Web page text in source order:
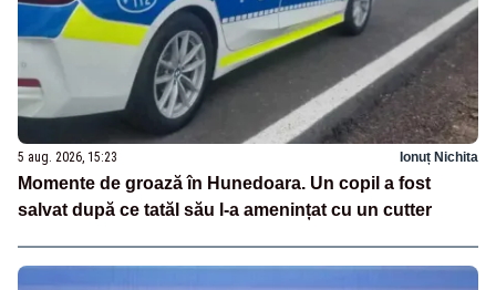
5 aug. 2026, 15:23 Ionuț Nichita
Momente de groază în Hunedoara. Un copil a fost
salvat după ce tatăl său l-a amenințat cu un cutter